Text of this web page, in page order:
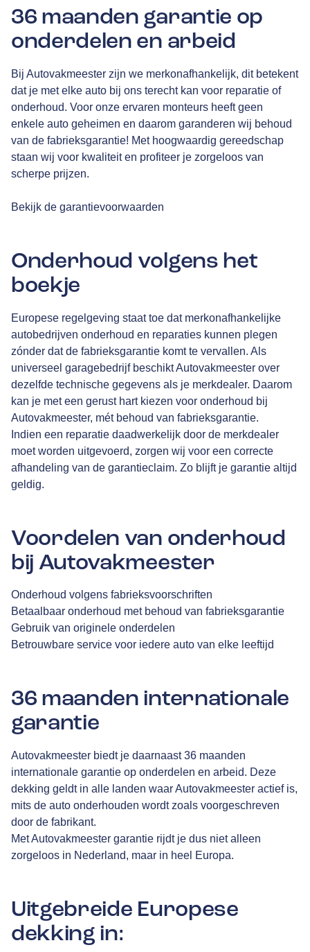
36 maanden garantie op
onderdelen en arbeid
Bij Autovakmeester zijn we merkonafhankelijk, dit betekent
dat je met elke auto bij ons terecht kan voor reparatie of
onderhoud. Voor onze ervaren monteurs heeft geen
enkele auto geheimen en daarom garanderen wij behoud
van de fabrieksgarantie! Met hoogwaardig gereedschap
staan wij voor kwaliteit en profiteer je zorgeloos van
scherpe prijzen.
Bekijk de garantievoorwaarden
Onderhoud volgens het
boekje
Europese regelgeving staat toe dat merkonafhankelijke
autobedrijven onderhoud en reparaties kunnen plegen
zónder dat de fabrieksgarantie komt te vervallen. Als
universeel garagebedrijf beschikt Autovakmeester over
dezelfde technische gegevens als je merkdealer. Daarom
kan je met een gerust hart kiezen voor onderhoud bij
Autovakmeester, mét behoud van fabrieksgarantie.
Indien een reparatie daadwerkelijk door de merkdealer
moet worden uitgevoerd, zorgen wij voor een correcte
afhandeling van de garantieclaim. Zo blijft je garantie altijd
geldig.
Voordelen van onderhoud
bij Autovakmeester
Onderhoud volgens fabrieksvoorschriften
Betaalbaar onderhoud met behoud van fabrieksgarantie
Gebruik van originele onderdelen
Betrouwbare service voor iedere auto van elke leeftijd
36 maanden internationale
garantie
Autovakmeester biedt je daarnaast 36 maanden
internationale garantie op onderdelen en arbeid. Deze
dekking geldt in alle landen waar Autovakmeester actief is,
mits de auto onderhouden wordt zoals voorgeschreven
door de fabrikant.
Met Autovakmeester garantie rijdt je dus niet alleen
zorgeloos in Nederland, maar in heel Europa.
Uitgebreide Europese
dekking in: